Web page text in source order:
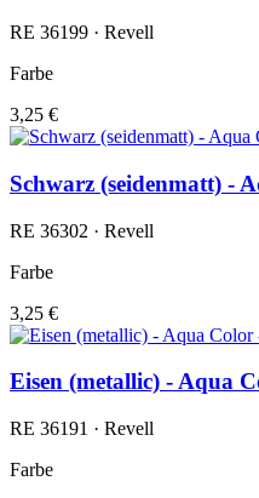
RE 36199 · Revell
Farbe
3,25 €
Schwarz (seidenmatt) -
RE 36302 · Revell
Farbe
3,25 €
Eisen (metallic) - Aqua
RE 36191 · Revell
Farbe